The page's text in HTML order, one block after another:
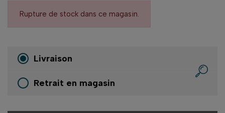
Rupture de stock dans ce magasin.
Livraison
Retrait en magasin